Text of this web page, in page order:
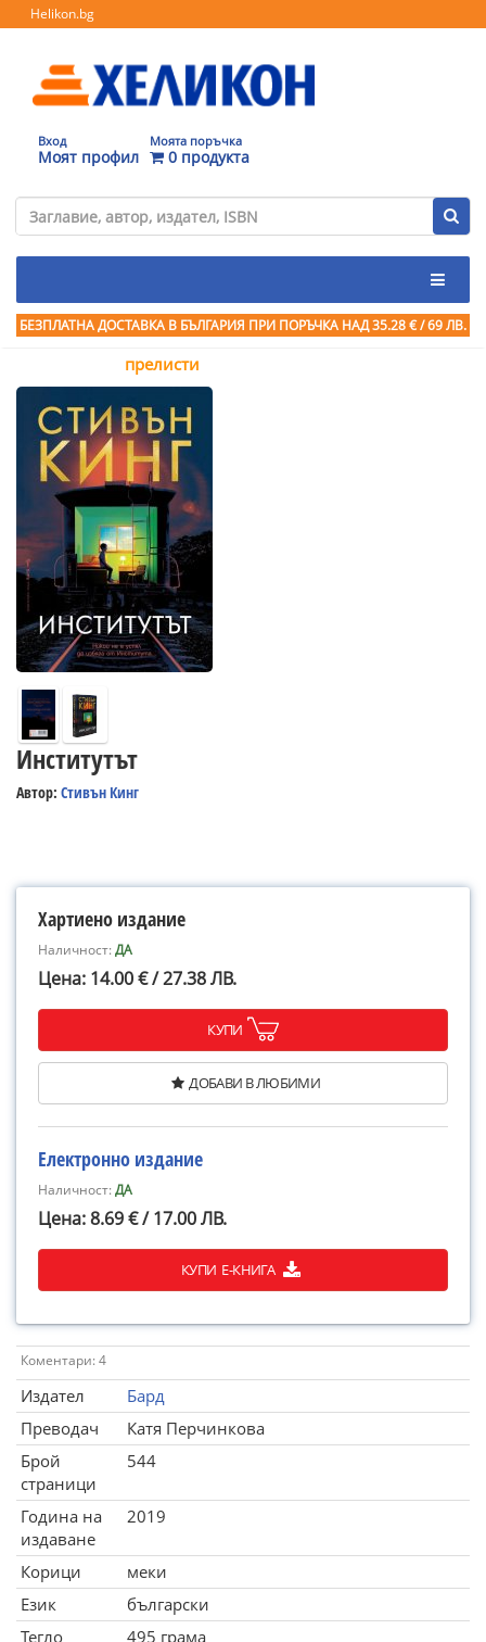
Helikon.bg
Вход
Моят профил
Моята поръчка
0 продукта
БЕЗПЛАТНА ДОСТАВКА В БЪЛГАРИЯ ПРИ ПОРЪЧКА НАД 35.28 € / 69 ЛВ.
прелисти
Институтът
Автор: Стивън Кинг
Хартиено издание
Наличност:ДА
Цена: 14.00 € / 27.38 ЛВ.
КУПИ
ДОБАВИ В ЛЮБИМИ
Електронно издание
Наличност:ДА
Цена: 8.69 € / 17.00 ЛВ.
КУПИ Е-КНИГА
Коментари: 4
Издател
Бард
Преводач
Катя Перчинкова
Брой
страници
544
Година на
издаване
2019
Корици
меки
Език
български
Тегло
495 грама